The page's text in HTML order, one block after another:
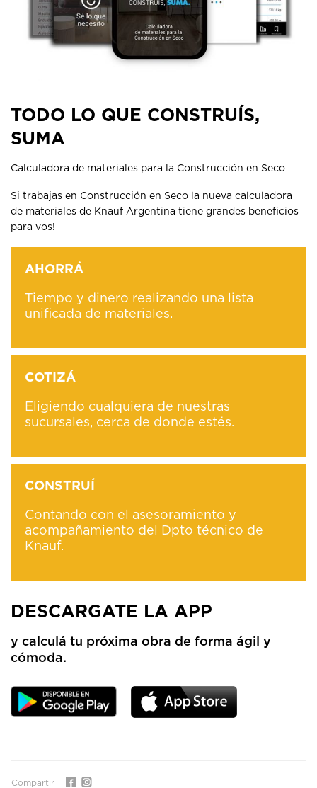
TODO LO QUE CONSTRUÍS,
SUMA
Calculadora de materiales para la Construcción en Seco
Si trabajas en Construcción en Seco la nueva calculadora
de materiales de Knauf Argentina tiene grandes beneficios
para vos!
AHORRÁ
Tiempo y dinero realizando una lista
unificada de materiales.
COTIZÁ
Eligiendo cualquiera de nuestras
sucursales, cerca de donde estés.
CONSTRUÍ
Contando con el asesoramiento y
acompañamiento del Dpto técnico de
Knauf.
DESCARGATE LA APP
y calculá tu próxima obra de forma ágil y
cómoda.
Compartir